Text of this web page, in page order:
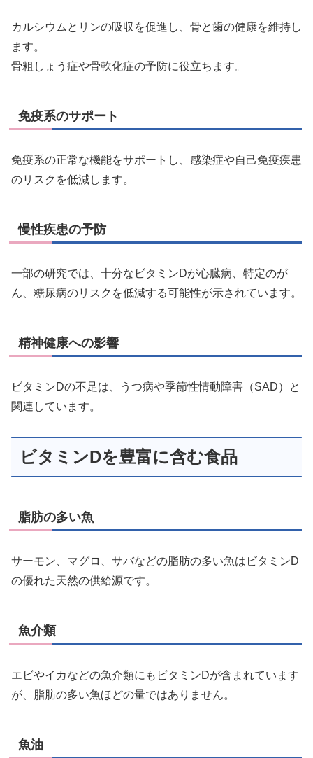
カルシウムとリンの吸収を促進し、骨と歯の健康を維持し
ます。
骨粗しょう症や骨軟化症の予防に役立ちます。
免疫系のサポート
免疫系の正常な機能をサポートし、感染症や自己免疫疾患
のリスクを低減します。
慢性疾患の予防
一部の研究では、十分なビタミンDが心臓病、特定のが
ん、糖尿病のリスクを低減する可能性が示されています。
精神健康への影響
ビタミンDの不足は、うつ病や季節性情動障害（SAD）と
関連しています。
ビタミンDを豊富に含む食品
脂肪の多い魚
サーモン、マグロ、サバなどの脂肪の多い魚はビタミンD
の優れた天然の供給源です。
魚介類
エビやイカなどの魚介類にもビタミンDが含まれています
が、脂肪の多い魚ほどの量ではありません。
魚油